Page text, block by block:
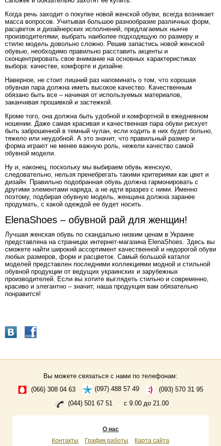
Когда речь заходит о покупке новой женской обуви, всегда возникает
масса вопросов. Учитывая большое разнообразие различных форм,
расцветок и дизайнерских исполнений, предлагаемых нынче
производителями, выбрать наиболее подходящую по размеру и
стилю модель довольно сложно. Решив запастись новой женской
обувью, необходимо правильно расставить акценты и
сконцентрировать свое внимание на основных характеристиках
выбора: качестве, комфорте и дизайне.
Наверное, не стоит лишний раз напоминать о том, что хорошая
обувная пара должна иметь высокое качество. Качественным
обязано быть все – начиная от используемых материалов,
заканчивая прошивкой и застежкой.
Кроме того, она должна быть удобной и комфортной в ежедневном
ношении. Даже самая красивая и качественная пара обуви рискует
быть заброшенной в темный чулан, если ходить в них будет больно,
тяжело или неудобной. А это значит, что правильный размер и
форма играют не менее важную роль, нежели качество самой
обувной модели.
Ну и, наконец, поскольку мы выбираем обувь женскую,
следовательно, нельзя пренебрегать такими критериями как цвет и
дизайн. Правильно подобранная обувь должна гармонировать с
другими элементами наряда, а не идти вразрез с ними. Именно
поэтому, подбирая обувную модель, женщина должна заранее
продумать, с какой одеждой ее будет носить.
ElenaShoes – обувной рай для женщин!
Лучшая женская обувь по скандально низким ценам в Украине
представлена на страницах интернет-магазина ElenaShoes. Здесь вы
сможете найти широкий ассортимент качественной и недорогой обуви
любых размеров, форм и расцветок. Самый большой каталог
моделей представлен последними коллекциями модной и стильной
обувной продукции от ведущих украинских и зарубежных
производителей. Если вы хотите выглядеть стильно и современно,
красиво и элегантно – значит, наша продукция вам обязательно
понравится!
Вы можете связаться с нами по телефонам:
(066) 308 04 63
(097) 488 57 49
(093) 570 31 95
(044) 501 67 51
с 9.00 до 21.00
О нас
Контакты
График работы Карта сайта